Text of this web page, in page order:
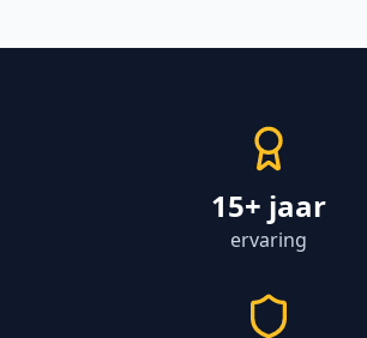
15+ jaar
ervaring